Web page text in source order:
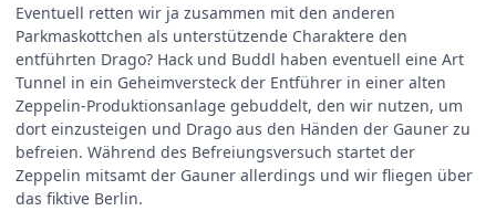
Eventuell retten wir ja zusammen mit den anderen
Parkmaskottchen als unterstützende Charaktere den
entführten Drago? Hack und Buddl haben eventuell eine Art
Tunnel in ein Geheimversteck der Entführer in einer alten
Zeppelin-Produktionsanlage gebuddelt, den wir nutzen, um
dort einzusteigen und Drago aus den Händen der Gauner zu
befreien. Während des Befreiungsversuch startet der
Zeppelin mitsamt der Gauner allerdings und wir fliegen über
das fiktive Berlin.